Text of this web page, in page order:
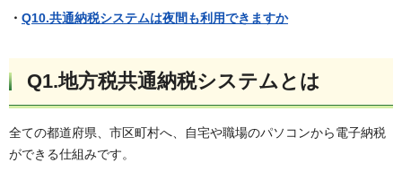
・ Q10.共通納税システムは夜間も利用できますか
Q1.地方税共通納税システムとは
全ての都道府県、市区町村へ、自宅や職場のパソコンから電子納税
ができる仕組みです。